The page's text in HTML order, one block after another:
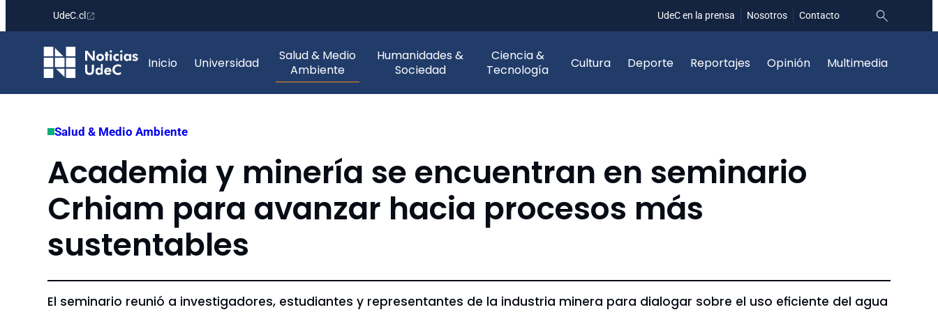
contenido
UdeC.cl UdeC en la prensa Nosotros Contacto
Inicio Universidad
Salud & Medio
Ambiente
Humanidades &
Sociedad
Ciencia &
Tecnología
Cultura Deporte Reportajes Opinión Multimedia
Salud & Medio Ambiente
Academia y minería se encuentran en seminario
Crhiam para avanzar hacia procesos más
sustentables
El seminario reunió a investigadores, estudiantes y representantes de la industria minera para dialogar sobre el uso eficiente del agua